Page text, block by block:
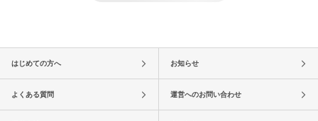
はじめての方へ お知らせ
よくある質問 運営へのお問い合わせ